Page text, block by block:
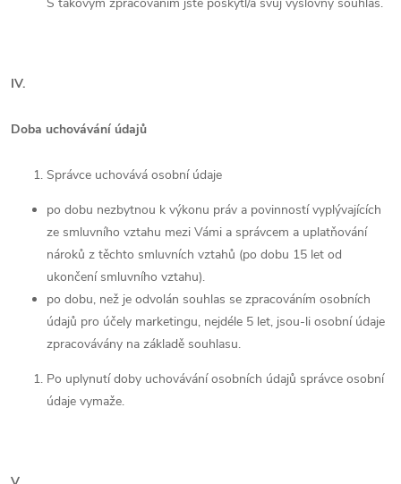
IV.
Doba uchovávání údajů
Správce uchovává osobní údaje
po dobu nezbytnou k výkonu práv a povinností vyplývajících
ze smluvního vztahu mezi Vámi a správcem a uplatňování
nároků z těchto smluvních vztahů (po dobu 15 let od
ukončení smluvního vztahu).
po dobu, než je odvolán souhlas se zpracováním osobních
údajů pro účely marketingu, nejdéle 5 let, jsou-li osobní údaje
zpracovávány na základě souhlasu.
Po uplynutí doby uchovávání osobních údajů správce osobní
údaje vymaže.